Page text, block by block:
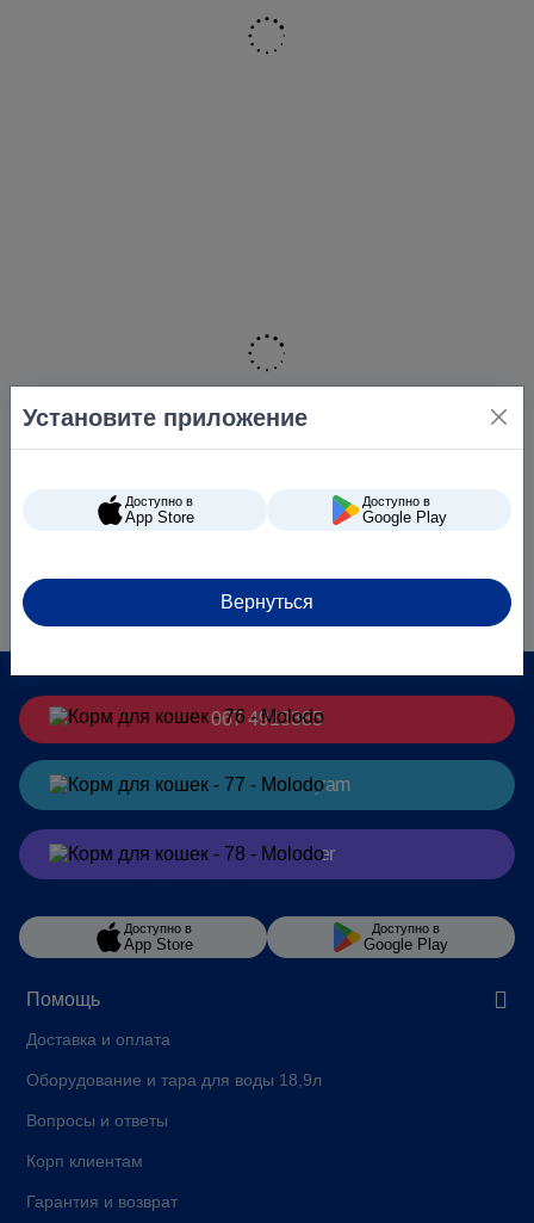
Помощь
Доставка и оплата
Оборудование и тара для воды 18,9л
Вопросы и ответы
Корп клиентам
Гарантия и возврат
067 4913385
Заказать в Telegram
Заказатьв Viber
Доступно в
App Store
Доступно в
Google Play
Установите приложение
Доступно в
App Store
Доступно в
Google Play
Вернуться